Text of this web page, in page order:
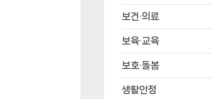
보건·의료
보육·교육
보호·돌봄
생활안정